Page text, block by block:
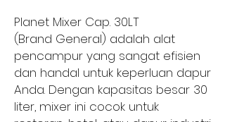
Planet Mixer Cap. 30LT
(Brand General) adalah alat
pencampur yang sangat efisien
dan handal untuk keperluan dapur
Anda. Dengan kapasitas besar 30
liter, mixer ini cocok untuk